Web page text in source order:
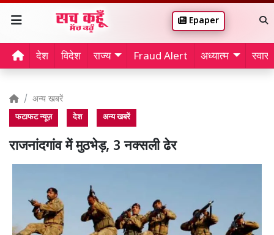
Epaper
देश विदेश राज्य Fraud Alert अध्यात्म
अन्य खबरें
फटाफट न्यूज़ देश अन्य खबरें
राजनांदगांव में मुठभेड़, 3 नक्सली ढेर